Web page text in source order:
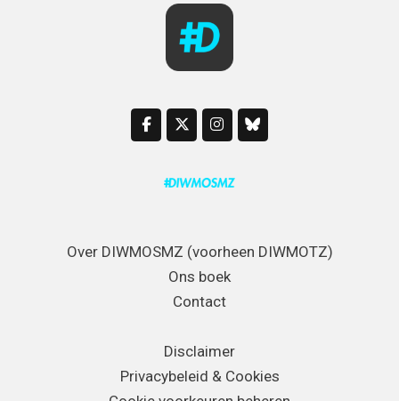
Over DIWMOSMZ (voorheen DIWMOTZ)
Ons boek
Contact
Disclaimer
Privacybeleid & Cookies